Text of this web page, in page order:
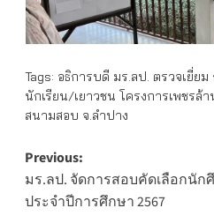
Tags: อธิการบดี มร.ลป. ตรวจเยี่ย
นักเรียน/เยาวชน โครงการเพชรล้
สนามสอบ จ.ลำปาง
Post
navigation
Previous:
มร.ลป. จัดการสอบคัดเลือกนัก
ประจำปีการศึกษา 2567